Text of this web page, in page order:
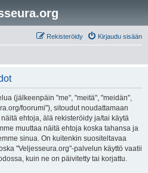
Kirjaudu sisään
Rekisteröidy
(jälkeenpäin "me", "meitä", "meidän",
foorumi"), sitoudut noudattamaan
ehtoja, älä rekisteröidy ja/tai käytä
muuttaa näitä ehtoja koska tahansa ja
sinua. On kuitenkin suositeltavaa
"Veljesseura.org"-palvelun käyttö vaatii
kuin ne on päivitetty tai korjattu.